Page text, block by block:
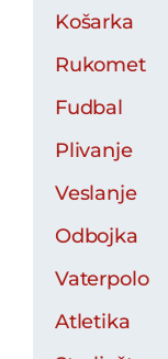
Košarka
Rukomet
Fudbal
Plivanje
Veslanje
Odbojka
Vaterpolo
Atletika